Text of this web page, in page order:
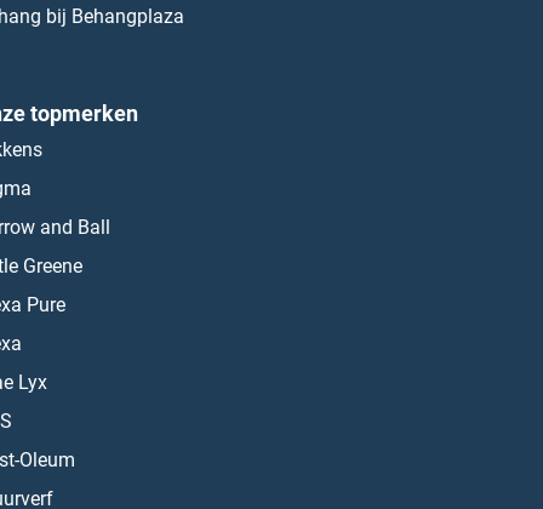
bij Behangplaza
topmerken
and Ball
Greene
Pure
Lyx
Oleum